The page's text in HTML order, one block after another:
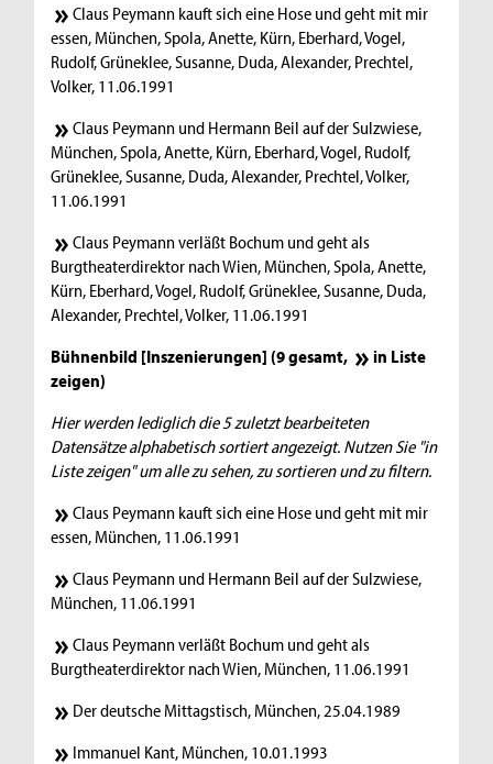
Claus Peymann kauft sich eine Hose und geht mit mir
essen, München, Spola, Anette, Kürn, Eberhard, Vogel,
Rudolf, Grüneklee, Susanne, Duda, Alexander, Prechtel,
Volker, 11.06.1991
Claus Peymann und Hermann Beil auf der Sulzwiese,
München, Spola, Anette, Kürn, Eberhard, Vogel, Rudolf,
Grüneklee, Susanne, Duda, Alexander, Prechtel, Volker,
11.06.1991
Claus Peymann verläßt Bochum und geht als
Burgtheaterdirektor nach Wien, München, Spola, Anette,
Kürn, Eberhard, Vogel, Rudolf, Grüneklee, Susanne, Duda,
Alexander, Prechtel, Volker, 11.06.1991
Bühnenbild [Inszenierungen] (9 gesamt,
in Liste
zeigen)
Hier werden lediglich die 5 zuletzt bearbeiteten
Datensätze alphabetisch sortiert angezeigt. Nutzen Sie "in
Liste zeigen" um alle zu sehen, zu sortieren und zu filtern.
Claus Peymann kauft sich eine Hose und geht mit mir
essen, München, 11.06.1991
Claus Peymann und Hermann Beil auf der Sulzwiese,
München, 11.06.1991
Claus Peymann verläßt Bochum und geht als
Burgtheaterdirektor nach Wien, München, 11.06.1991
Der deutsche Mittagstisch, München, 25.04.1989
Immanuel Kant, München, 10.01.1993